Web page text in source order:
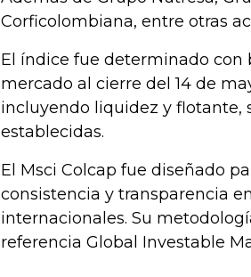
Corficolombiana, entre otras
El índice fue determinado
mercado al cierre del 14 de
incluyendo liquidez y flotante,
establecidas.
El Msci Colcap fue diseñado
consistencia y transparencia
internacionales. Su
referencia Global Investable